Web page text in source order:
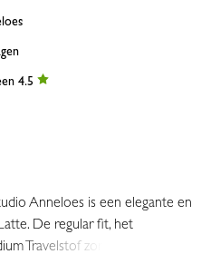
4.5
Anneloes is een elegante en
De regular fit, het
Travelstof zorgen voor een